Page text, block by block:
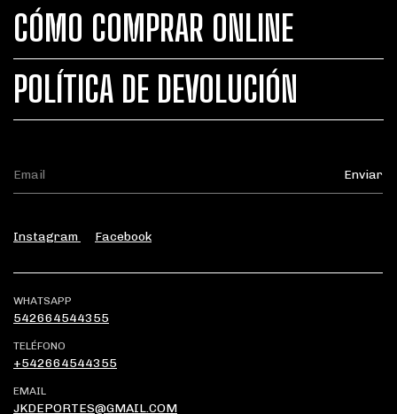
CÓMO COMPRAR ONLINE
POLÍTICA DE DEVOLUCIÓN
Instagram Facebook
WHATSAPP
542664544355
TELÉFONO
+542664544355
EMAIL
JKDEPORTES@GMAIL.COM